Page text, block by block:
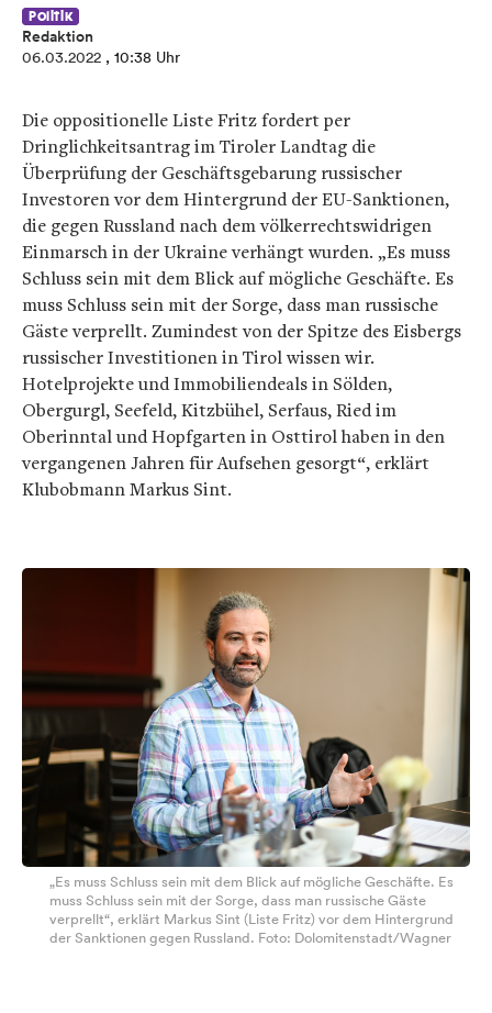
Politik
Redaktion
06.03.2022 , 10:38 Uhr
Die oppositionelle Liste Fritz fordert per
Dringlichkeitsantrag im Tiroler Landtag die
Überprüfung der Geschäftsgebarung russischer
Investoren vor dem Hintergrund der EU-Sanktionen,
die gegen Russland nach dem völkerrechtswidrigen
Einmarsch in der Ukraine verhängt wurden. „Es muss
Schluss sein mit dem Blick auf mögliche Geschäfte. Es
muss Schluss sein mit der Sorge, dass man russische
Gäste verprellt. Zumindest von der Spitze des Eisbergs
russischer Investitionen in Tirol wissen wir.
Hotelprojekte und Immobiliendeals in Sölden,
Obergurgl, Seefeld, Kitzbühel, Serfaus, Ried im
Oberinntal und Hopfgarten in Osttirol haben in den
vergangenen Jahren für Aufsehen gesorgt“, erklärt
Klubobmann Markus Sint.
„Es muss Schluss sein mit dem Blick auf mögliche Geschäfte. Es
muss Schluss sein mit der Sorge, dass man russische Gäste
verprellt“, erklärt Markus Sint (Liste Fritz) vor dem Hintergrund
der Sanktionen gegen Russland. Foto: Dolomitenstadt/Wagner